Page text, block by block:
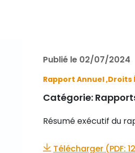
Publié le 02/07/2024
Rapport Annuel ,Droits
Catégorie:
Résumé exécutif du
Télécharger (PDF: